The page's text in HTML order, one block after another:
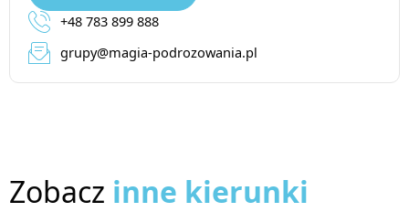
+48 783 899 888
grupy@magia-podrozowania.pl
Zobacz inne kierunki